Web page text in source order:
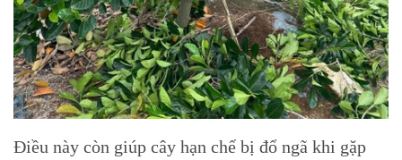
Điều này còn giúp cây hạn chế bị đổ ngã khi gặp